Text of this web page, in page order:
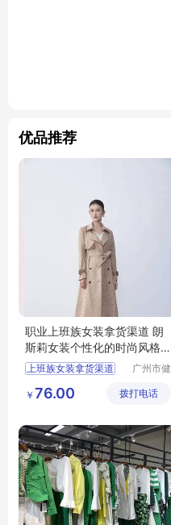
优品推荐
职业上班族女装拿货渠道 朗
斯莉女装个性化的时尚风格
广州服装市场
上班族女装拿货渠道
广州服装市场
广州市健
限公司
￥ 76.00 拨打电话